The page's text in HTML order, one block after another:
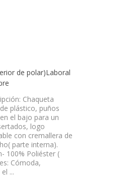
de polar)Laboral
Chaqueta
plástico, puños
el bajo para un
logo
con cremallera de
parte interna).
100% Poliéster (
Cómoda,
...